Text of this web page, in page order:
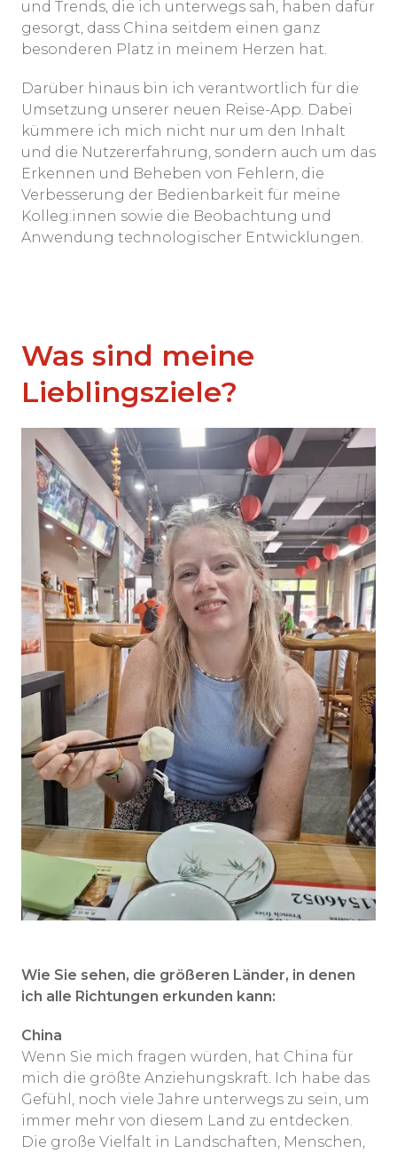
und Trends, die ich unterwegs sah, haben dafür
gesorgt, dass China seitdem einen ganz
besonderen Platz in meinem Herzen hat.
Darüber hinaus bin ich verantwortlich für die
Umsetzung unserer neuen Reise-App. Dabei
kümmere ich mich nicht nur um den Inhalt
und die Nutzererfahrung, sondern auch um das
Erkennen und Beheben von Fehlern, die
Verbesserung der Bedienbarkeit für meine
Kolleg:innen sowie die Beobachtung und
Anwendung technologischer Entwicklungen.
Was sind meine
Lieblingsziele?
Wie Sie sehen, die größeren Länder, in denen
ich alle Richtungen erkunden kann:
China
Wenn Sie mich fragen würden, hat China für
mich die größte Anziehungskraft. Ich habe das
Gefühl, noch viele Jahre unterwegs zu sein, um
immer mehr von diesem Land zu entdecken.
Die große Vielfalt in Landschaften, Menschen,